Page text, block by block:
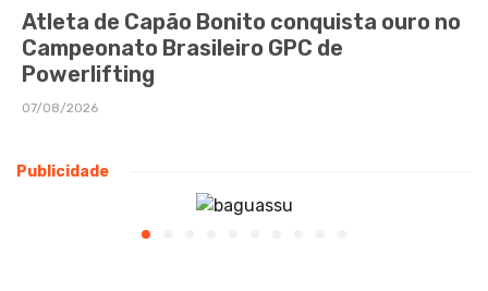
Atleta de Capão Bonito conquista ouro no
Campeonato Brasileiro GPC de
Powerlifting
07/08/2026
Publicidade